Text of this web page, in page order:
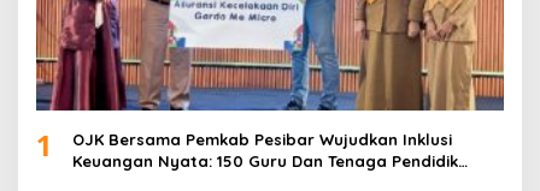
1
OJK Bersama Pemkab Pesibar Wujudkan Inklusi
Keuangan Nyata: 150 Guru Dan Tenaga Pendidik